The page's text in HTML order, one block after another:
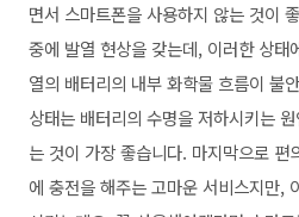
면서 스마트폰을 사용하지 않는 것이
중에 발열 현상을 갖는데, 이러한 상태
열의 배터리의 내부 화학물 흐름이 불
상태는 배터리의 수명을 저하시키는
는 것이 가장 좋습니다. 마지막으로 편
에 충전을 해주는 고마운 서비스지만,